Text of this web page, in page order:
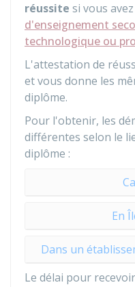
réussite si vous
d'enseignement
technologique ou
L'attestation de
et vous donne les
diplôme.
Pour l'obtenir, les
différentes selon le
diplôme :
En
Dans un
Le délai pour